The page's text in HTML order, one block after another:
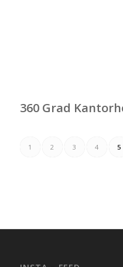
360 Grad
1 2 3 4 5